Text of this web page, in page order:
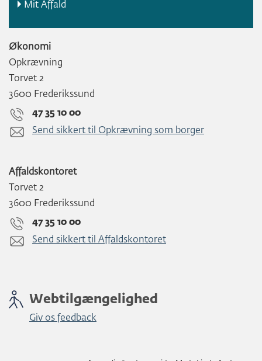
Mit Affald
Økonomi
Opkrævning
Torvet 2
3600 Frederikssund
47 35 10 00
Send sikkert til Opkrævning som borger
Affaldskontoret
Torvet 2
3600 Frederikssund
47 35 10 00
Send sikkert til Affaldskontoret
Webtilgængelighed
Giv os feedback